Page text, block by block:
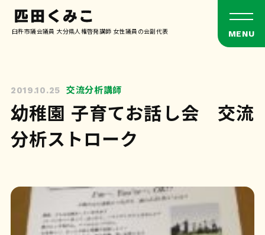
臼杵市議会議員 大分県人権啓発講師 女性議員の会副代表
2019.10.25 交流分析講師
幼稚園 子育てお話し会 交流
分析ストローク